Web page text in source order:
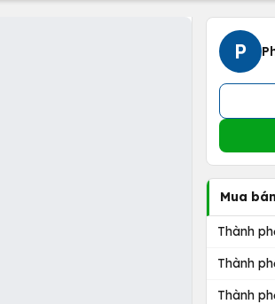
P
Mua
Thành
Thành
Thành